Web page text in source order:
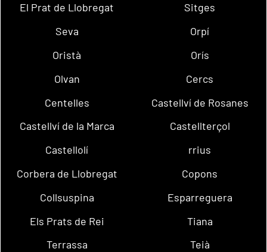
El Prat de Llobregat
Sitges
Seva
Orpí
Oristà
Orís
Olvan
Cercs
Centelles
Castellví de Rosanes
Castellví de la Marca
Castellterçol
Castellolí
rrius
Corbera de Llobregat
Copons
Collsuspina
Esparreguera
Els Prats de Rei
Tiana
Terrassa
Teià